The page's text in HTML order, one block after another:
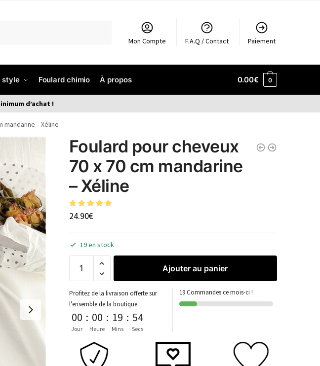
Mon Compte F.A.Q / Contact Paiement
style Foulard chimio À propos 0.00€ 0
d’achat !
mandarine – Xéline
Foulard pour cheveux
70 x 70 cm mandarine
– Xéline
24.90€
19 en stock
Ajouter au panier
Profitez de la livraison offerte sur
l'ensemble de la boutique
00
Jour
: 00
Heure
: 19
Mins
: 54
Secs
19 Commandes ce mois-ci !